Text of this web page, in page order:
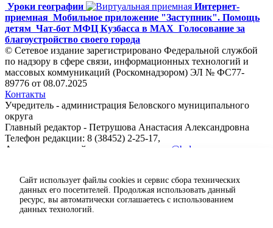
Уроки географии
Интернет-
приемная Мобильное приложение "Заступник". Помощь
детям Чат-бот МФЦ Кузбасса в MAX Голосование за
благоустройство своего города
© Сетевое издание зарегистрировано Федеральной службой
по надзору в сфере связи, информационных технологий и
массовых коммуникаций (Роскомнадзором) ЭЛ № ФС77-
89776 от 08.07.2025
Контакты
Учредитель - администрация Беловского муниципального
округа
Главный редактор - Петрушова Анастасия Александровна
Телефон редакции: 8 (38452) 2-25-17,
Адрес электронной почты редакции:
ps@belovorn.ru
Сайт использует файлы cookies и сервис сбора технических
данных его посетителей. Продолжая использовать данный
ресурс, вы автоматически соглашаетесь с использованием
данных технологий.